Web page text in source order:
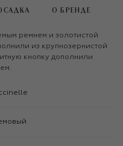
О БРЕНДЕ
ремнем и золотистой
из крупнозернистой
кнопку дополнили